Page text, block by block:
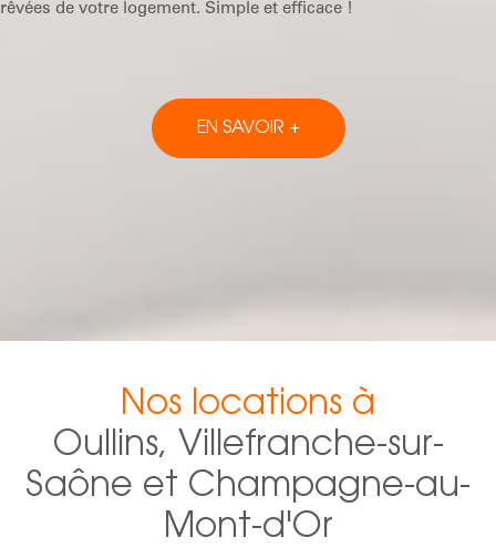
rêvées de votre logement. Simple et efficace !
EN SAVOIR +
Nos locations à
Oullins, Villefranche-sur-
Saône et Champagne-au-
Mont-d'Or